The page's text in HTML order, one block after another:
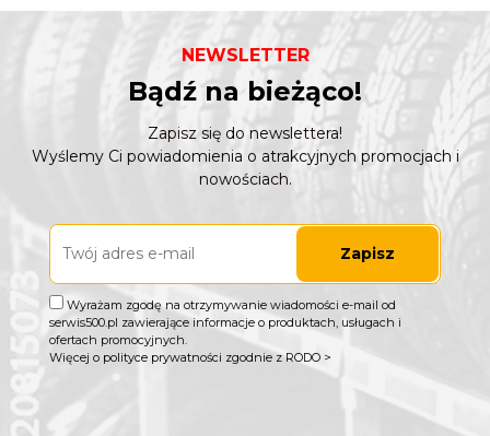
NEWSLETTER
Bądź na bieżąco!
Zapisz się do newslettera!
Wyślemy Ci powiadomienia o atrakcyjnych promocjach i
nowościach.
Zapisz
Wyrażam zgodę na otrzymywanie wiadomości e-mail od
serwis500.pl zawierające informacje o produktach, usługach i
ofertach promocyjnych.
Więcej o polityce prywatności zgodnie z RODO >